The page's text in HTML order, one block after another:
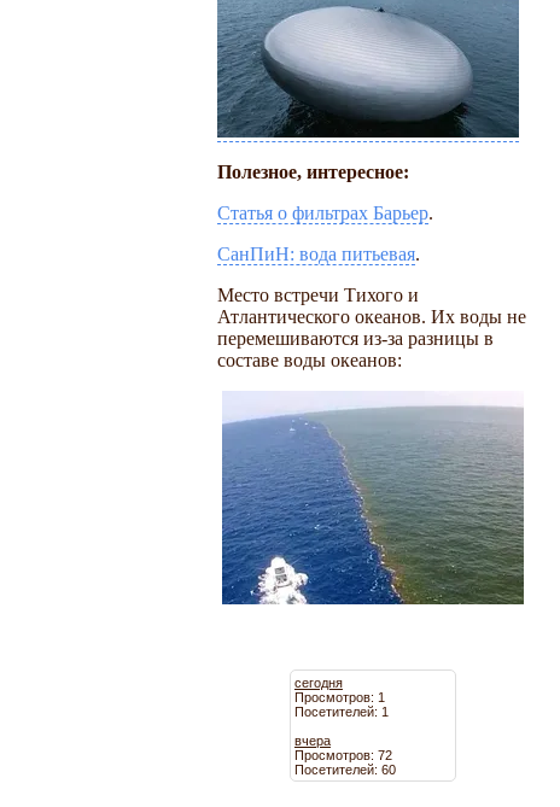
Полезное, интересное:
Статья о фильтрах Барьер.
СанПиН: вода питьевая.
Место встречи Тихого и
Атлантического океанов. Их воды не
перемешиваются из-за разницы в
составе воды океанов:
сегодня
Просмотров: 1
Посетителей: 1
вчера
Просмотров: 72
Посетителей: 60